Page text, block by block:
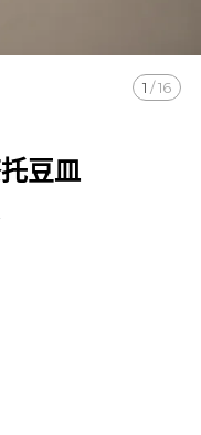
1 /16
豆皿